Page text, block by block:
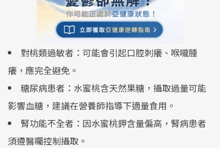
對桃類過敏者：可能會引起口腔刺癢、喉嚨腫
癢，應完全避免。
糖尿病患者：水蜜桃含天然果糖，攝取過量可能
影響血糖，建議在營養師指導下適量食用。
腎功能不全者：因水蜜桃鉀含量偏高，腎病患者
須遵醫囑控制攝取。